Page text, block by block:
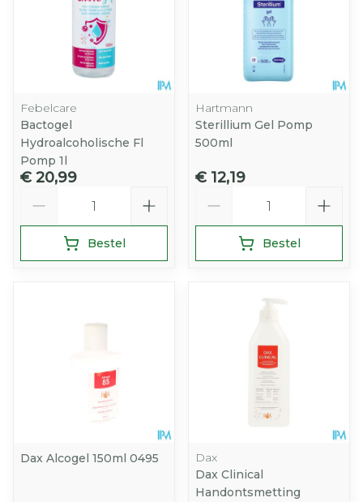
Febelcare
Bactogel
Hydroalcoholische Fl
Pomp 1l
€ 20,99
Bestel
Hartmann
Sterillium Gel Pomp
500ml
€ 12,19
Bestel
Dax Alcogel 150ml 0495
Dax
Dax Clinical
Handontsmetting